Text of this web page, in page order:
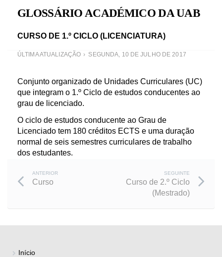
GLOSSÁRIO ACADÉMICO DA UAB
CURSO DE 1.º CICLO (LICENCIATURA)
ÚLTIMA ATUALIZAÇÃO SEGUNDA, 10 DE JULHO DE 2017
Conjunto organizado de Unidades Curriculares (UC)
que integram o 1.º Ciclo de estudos conducentes ao
grau de licenciado.
O ciclo de estudos conducente ao Grau de
Licenciado tem 180 créditos ECTS e uma duração
normal de seis semestres curriculares de trabalho
dos estudantes.
Post
ANTERIOR
Curso
SEGUINTE
Curso de 2.º Ciclo
(Mestrado)
Início